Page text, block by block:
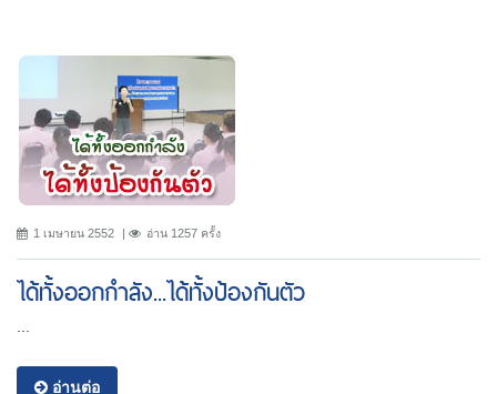
1 เมษายน 2552 อ่าน 1257 ครั้ง
ได้ทั้งออกกำลัง...ได้ทั้งป้องกันตัว
อ่านต่อ